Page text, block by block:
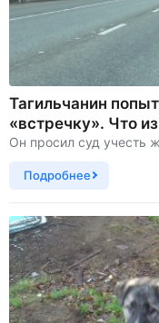
Тагильчанин
«встречку». Что
Он просил суд учесть
Подробнее